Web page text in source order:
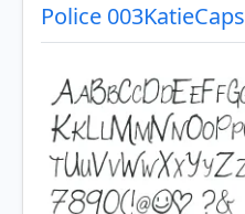
Police 003KatieCaps